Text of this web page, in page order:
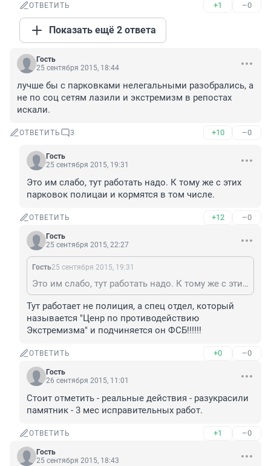
ОТВЕТИТЬ +1 –0
Показать ещё 2 ответа
Гость
25 сентября 2015, 18:44
лучше бы с парковками нелегальными разобрались, а
не по соц сетям лазили и экстремизм в репостах
искали.
ОТВЕТИТЬ 3 +10 –0
Гость
25 сентября 2015, 19:31
Это им слабо, тут работать надо. К тому же с этих
парковок полицаи и кормятся в том числе.
ОТВЕТИТЬ +12 –0
Гость
25 сентября 2015, 22:27
Гость25 сентября 2015, 19:31
Это им слабо, тут работать надо. К тому же с этих парковок полицаи и кормятся в том числе.
Тут работает не полиция, а спец отдел, который
называется "Ценр по противодействию
Экстремизма" и подчиняется он ФСБ!!!!!!
ОТВЕТИТЬ +0 –0
Гость
26 сентября 2015, 11:01
Стоит отметить - реальные действия - разукрасили
памятник - 3 мес исправительных работ.
ОТВЕТИТЬ +1 –0
Гость
25 сентября 2015, 18:43